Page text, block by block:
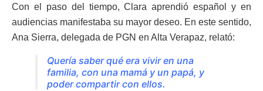
Con el paso del tiempo, Clara aprendió español y en
audiencias manifestaba su mayor deseo. En este sentido,
Ana Sierra, delegada de PGN en Alta Verapaz, relató:
Quería saber qué era vivir en una
familia, con una mamá y un papá, y
poder compartir con ellos.